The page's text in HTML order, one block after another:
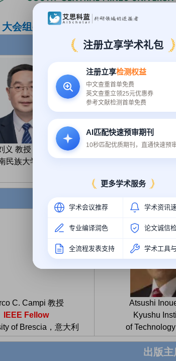
注册立享学术礼包
注册立享检测权益
中文查重首单免费
英文查重立领25元优惠券
参考文献检测首单免费
AI匹配快速预审期刊
10秒匹配优质期刊，直通快速预
更多学术服务
学术会议推荐 学术资讯
专业编译润色 论文诚信
全流程发表支持 学术工具
大会组委
大会主
义 教授，校长
民族大学，中国
Sushmita
C. Campi 教授
IEEE Fellow
of Brescia，意大利
Atsushi
Kyushu
of
出版主